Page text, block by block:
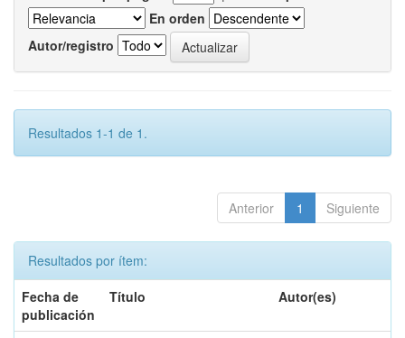
En orden
Autor/registro
Resultados 1-1 de 1.
Anterior 1 Siguiente
Resultados por ítem:
Fecha de
publicación
Título Autor(es)